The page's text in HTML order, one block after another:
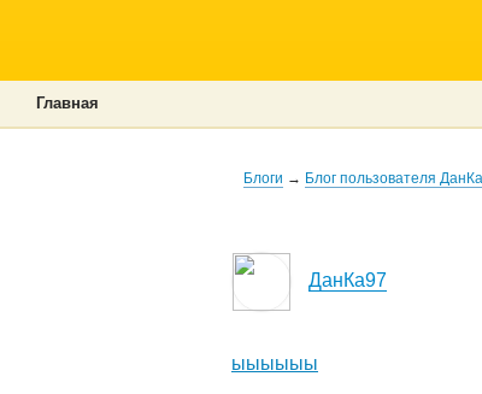
Главная
Блоги → Блог пользователя
ДанКа97
ыыыыыы